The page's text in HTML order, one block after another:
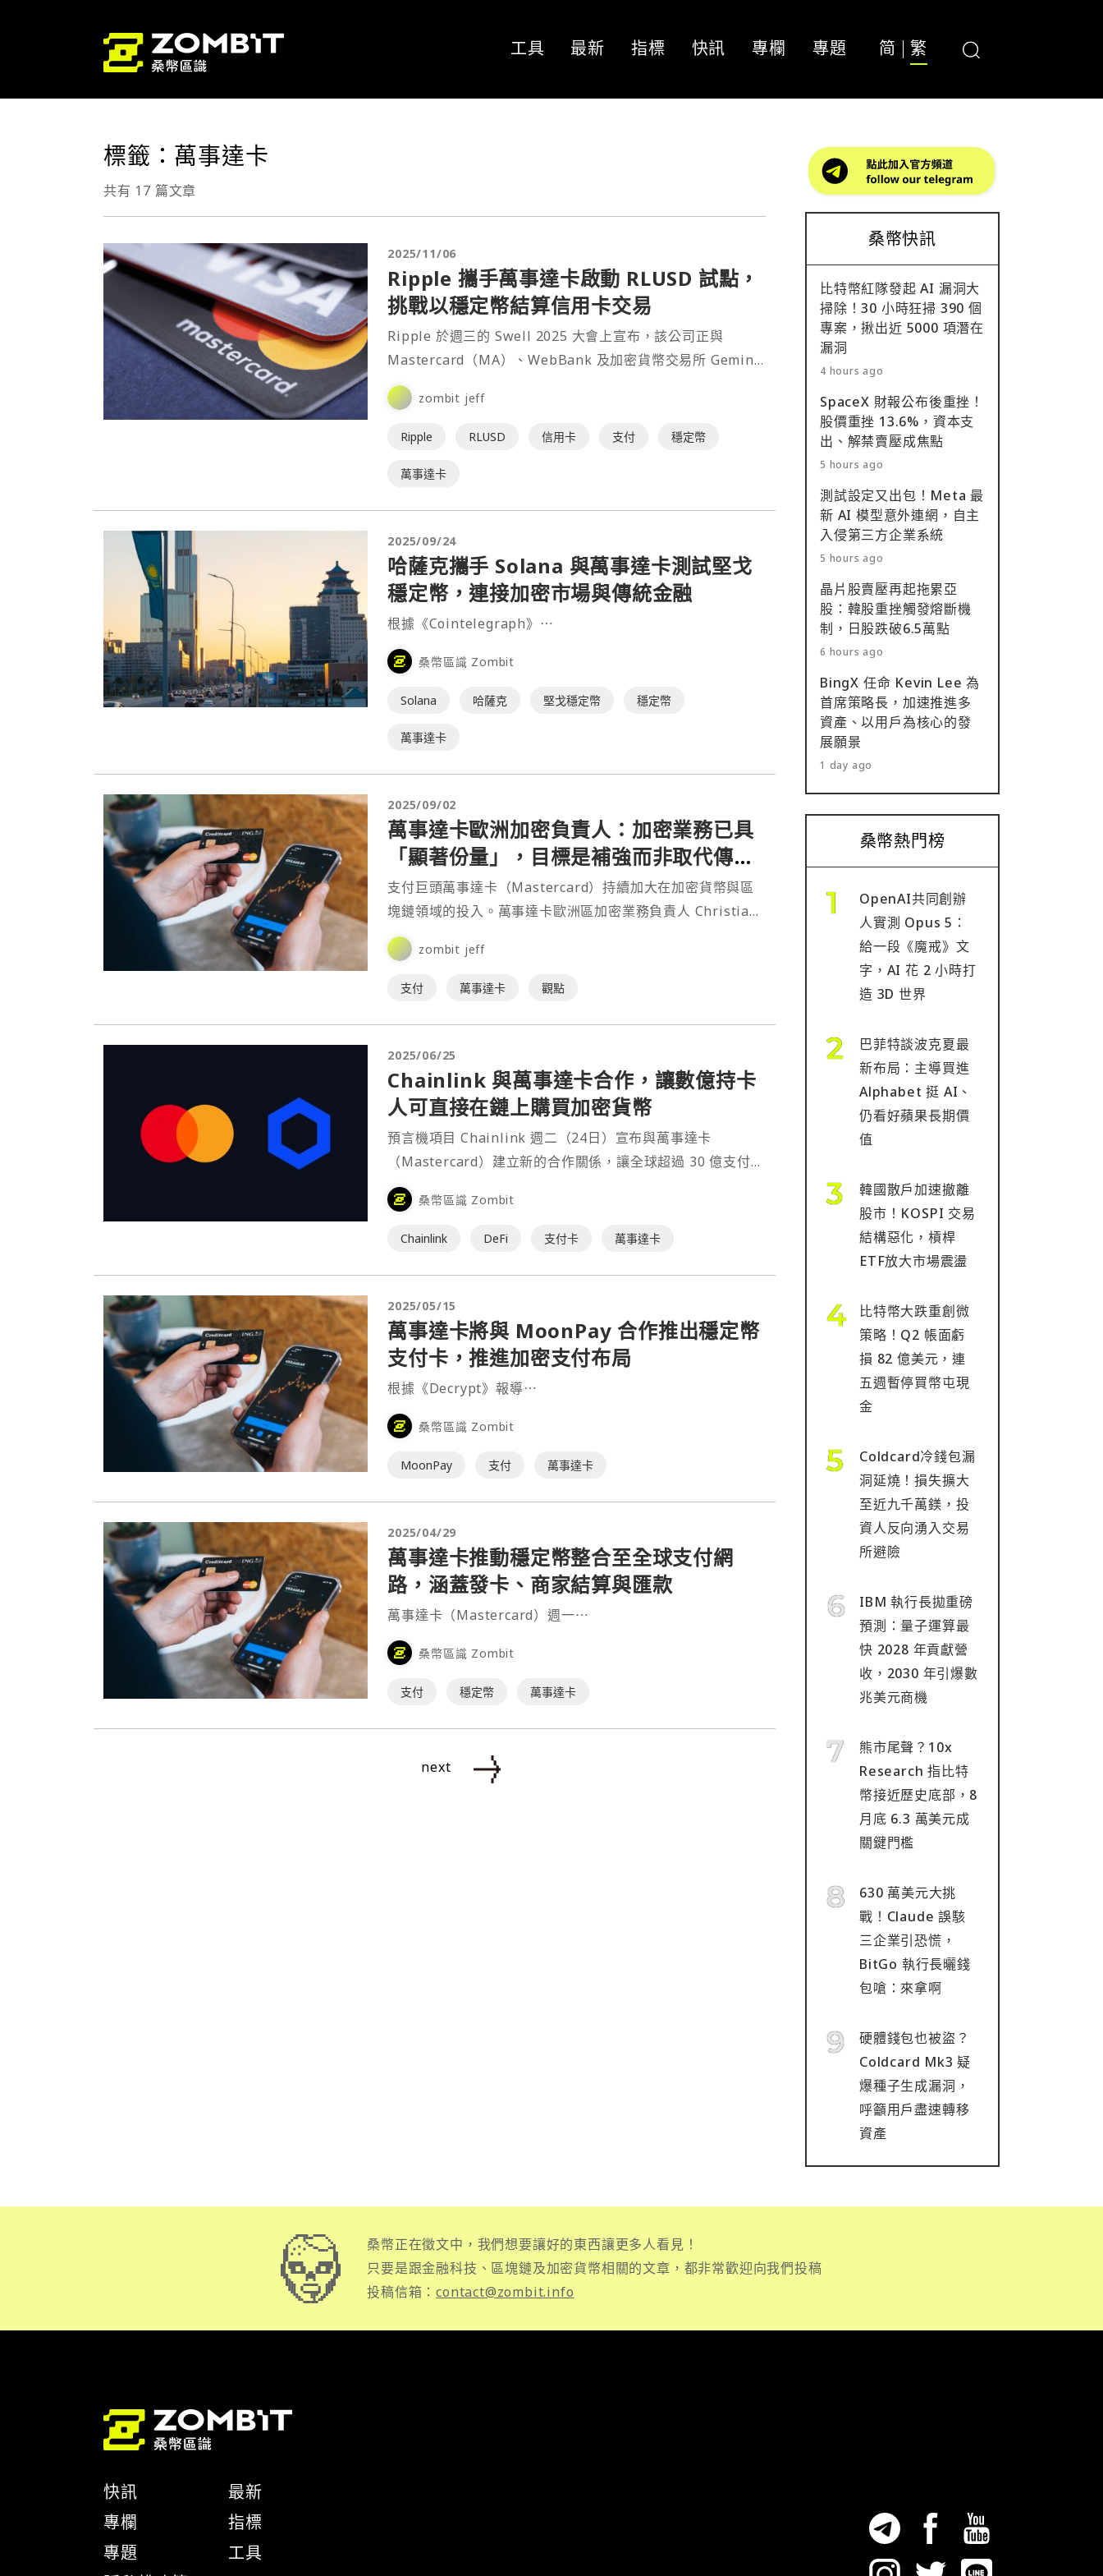
工具 最新 指標 快訊 專欄 專題 简 繁
標籤：萬事達卡
共有 17 篇文章
2025/11/06
Ripple 攜手萬事達卡啟動 RLUSD 試點，
挑戰以穩定幣結算信用卡交易
Ripple 於週三的 Swell 2025 大會上宣布，該公司正與
Mastercard（MA）、WebBank 及加密貨幣交易所 Gemini
合作，測試使用其⋯
zombit jeff
Ripple RLUSD 信用卡 支付 穩定幣
萬事達卡
2025/09/24
哈薩克攜手 Solana 與萬事達卡測試堅戈
穩定幣，連接加密市場與傳統金融
根據《Cointelegraph》⋯
桑幣區識 Zombit
Solana 哈薩克 堅戈穩定幣 穩定幣
萬事達卡
2025/09/02
萬事達卡歐洲加密負責人：加密業務已具
「顯著份量」，目標是補強而非取代傳統
支付
支付巨頭萬事達卡（Mastercard）持續加大在加密貨幣與區
塊鏈領域的投入。萬事達卡歐洲區加密業務負責人 Christian
Rau 在接受外媒《The Big⋯
zombit jeff
支付 萬事達卡 觀點
2025/06/25
Chainlink 與萬事達卡合作，讓數億持卡
人可直接在鏈上購買加密貨幣
預言機項目 Chainlink 週二（24日）宣布與萬事達卡
（Mastercard）建立新的合作關係，讓全球超過 30 億支付卡
持卡人能透過安全的法幣到加密貨幣轉換，直接在鏈上購買加
密資產，消除了長期以來阻礙主流用戶參與鏈上經濟的障礙。
⋯
桑幣區識 Zombit
Chainlink DeFi 支付卡 萬事達卡
2025/05/15
萬事達卡將與 MoonPay 合作推出穩定幣
支付卡，推進加密支付布局
根據《Decrypt》報導⋯
桑幣區識 Zombit
MoonPay 支付 萬事達卡
2025/04/29
萬事達卡推動穩定幣整合至全球支付網
路，涵蓋發卡、商家結算與匯款
萬事達卡（Mastercard）週一⋯
桑幣區識 Zombit
支付 穩定幣 萬事達卡
next
桑幣快訊
比特幣紅隊發起 AI 漏洞大
掃除！30 小時狂掃 390 個
專案，揪出近 5000 項潛在
漏洞
4 hours ago
SpaceX 財報公布後重挫！
股價重挫 13.6%，資本支
出、解禁賣壓成焦點
5 hours ago
測試設定又出包！Meta 最
新 AI 模型意外連網，自主
入侵第三方企業系統
5 hours ago
晶片股賣壓再起拖累亞
股：韓股重挫觸發熔斷機
制，日股跌破6.5萬點
6 hours ago
BingX 任命 Kevin Lee 為
首席策略長，加速推進多
資產、以用戶為核心的發
展願景
1 day ago
桑幣熱門榜
OpenAI共同創辦
人實測 Opus 5：
給一段《魔戒》文
字，AI 花 2 小時打
造 3D 世界
巴菲特談波克夏最
新布局：主導買進
Alphabet 挺 AI、
仍看好蘋果長期價
值
韓國散戶加速撤離
股市！KOSPI 交易
結構惡化，槓桿
ETF放大市場震盪
比特幣大跌重創微
策略！Q2 帳面虧
損 82 億美元，連
五週暫停買幣屯現
金
Coldcard冷錢包漏
洞延燒！損失擴大
至近九千萬鎂，投
資人反向湧入交易
所避險
IBM 執行長拋重磅
預測：量子運算最
快 2028 年貢獻營
收，2030 年引爆數
兆美元商機
熊市尾聲？10x
Research 指比特
幣接近歷史底部，8
月底 6.3 萬美元成
關鍵門檻
630 萬美元大挑
戰！Claude 誤駭
三企業引恐慌，
BitGo 執行長曬錢
包嗆：來拿啊
硬體錢包也被盜？
Coldcard Mk3 疑
爆種子生成漏洞，
呼籲用戶盡速轉移
資產
桑幣正在徵文中，我們想要讓好的東西讓更多人看見！
只要是跟金融科技、區塊鏈及加密貨幣相關的文章，都非常歡迎向我們投稿
投稿信箱：contact@zombit.info
快訊
專欄
專題
最新
指標
工具